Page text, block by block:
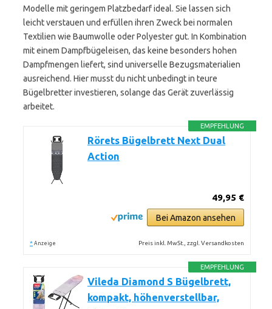
Modelle mit geringem Platzbedarf ideal. Sie lassen sich
leicht verstauen und erfüllen ihren Zweck bei normalen
Textilien wie Baumwolle oder Polyester gut. In Kombination
mit einem Dampfbügeleisen, das keine besonders hohen
Dampfmengen liefert, sind universelle Bezugsmaterialien
ausreichend. Hier musst du nicht unbedingt in teure
Bügelbretter investieren, solange das Gerät zuverlässig
arbeitet.
EMPFEHLUNG
Rörets Bügelbrett Next Dual
Action
49,95 €
Bei Amazon ansehen
* Anzeige Preis inkl. MwSt., zzgl. Versandkosten
EMPFEHLUNG
Vileda Diamond S Bügelbrett,
kompakt, höhenverstellbar,